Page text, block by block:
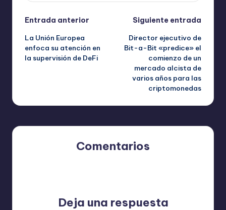
Navegación
de
entradas
Entrada anterior
La Unión Europea
enfoca su atención en
la supervisión de DeFi
Siguiente entrada
Director ejecutivo de
Bit-a-Bit «predice» el
comienzo de un
mercado alcista de
varios años para las
criptomonedas
Comentarios
Deja una respuesta